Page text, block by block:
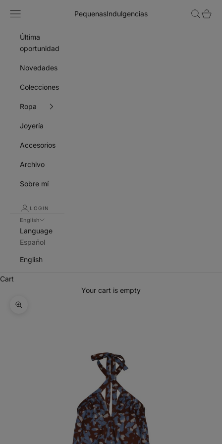
PequenasIndulgencias
Navigation menu Search
Cart
Última
oportunidad
Novedades
Colecciones
Ropa
Joyería
Accesorios
Archivo
Sobre mí
LOGIN
English
Language
Español
English
Cart
Your cart is empty
Zoom picture